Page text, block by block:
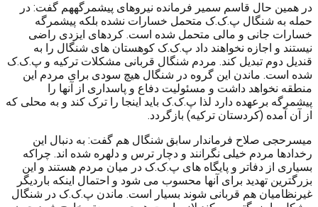
در همین حال قاسم سمیر فرمانده نیروهای پیشمرگههم گفت: در
حمله به شنگال پ.ک.ک متحمل خسارات نشده بلکه پیشمرگه
خسارات جانی و مالی متحمل شده است. کردهای ایزدی راضی
نیستند و اجازه نخواهند داد پ.ک.ک کوهستان های شنگال را به
قندیل دوم تبدیل کند. مردم شنگال قربانی مشکلات ترکیه و پ.ک.ک
شده است. ماندن این گروه در شنگال هیچ سودی برای مردم این
منطقه نخواهد داشت و مسئولیت دفاع و پاسداری از آنها را
پیشمرگه برعهده دارد لذا پ.ک.ک باید اینجا را ترک کند و به محلی که
از آن آمده (کردستان ترکیه) بازگردد.
میسرحجی صلاح فرماندار سابق شنگال هم گفت: به دنبال این
رخدادها مردم خیلی نگرانند و دچار ترس و دلهره شده اند. چراکه
بسیاری از دفاتر و پایگاه های پ.ک.ک در میان مردم هستند و این
بزرگترین تهدید برای آنها محسوب می شود و احتمال اینکه باردیگر
غیرنظامیان هم قربانی شوند بسیار است. ماندن پ.ک.ک در شنگال